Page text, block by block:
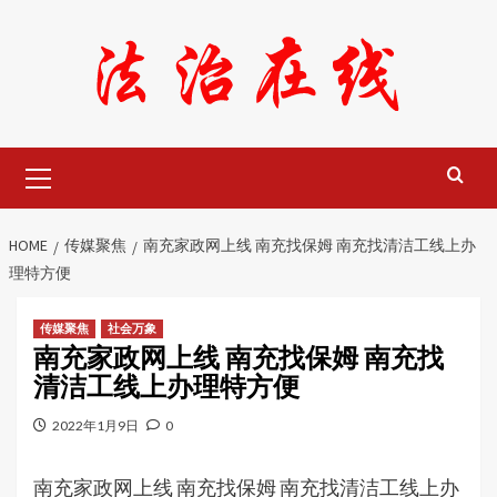
Menu
HOME 传媒聚焦
南充家政网上线 南充找保姆 南充找清洁工线上办
理特方便
传媒聚焦 社会万象
南充家政网上线 南充找保姆 南充找
清洁工线上办理特方便
2022年1月9日 0
南充家政网上线 南充找保姆 南充找清洁工线上办